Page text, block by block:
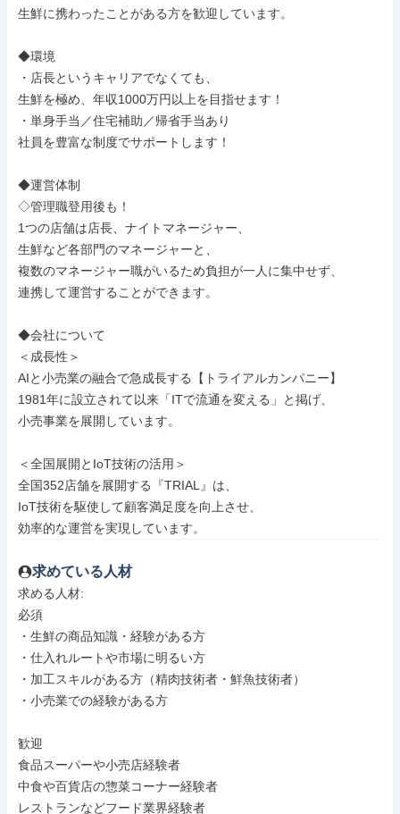
生鮮に携わったことがある方を歓迎しています。
◆環境
・店長というキャリアでなくても、
生鮮を極め、年収1000万円以上を目指せます！
・単身手当／住宅補助／帰省手当あり
社員を豊富な制度でサポートします！
◆運営体制
◇管理職登用後も！
1つの店舗は店長、ナイトマネージャー、
生鮮など各部門のマネージャーと、
複数のマネージャー職がいるため負担が一人に集中せず、
連携して運営することができます。
◆会社について
＜成長性＞
AIと小売業の融合で急成長する【トライアルカンパニー】
1981年に設立されて以来「ITで流通を変える」と掲げ、
小売事業を展開しています。
＜全国展開とIoT技術の活用＞
全国352店舗を展開する『TRIAL』は、
IoT技術を駆使して顧客満足度を向上させ、
効率的な運営を実現しています。
求めている人材
求める人材:
必須
・生鮮の商品知識・経験がある方
・仕入れルートや市場に明るい方
・加工スキルがある方（精肉技術者・鮮魚技術者）
・小売業での経験がある方
歓迎
食品スーパーや小売店経験者
中食や百貨店の惣菜コーナー経験者
レストランなどフード業界経験者